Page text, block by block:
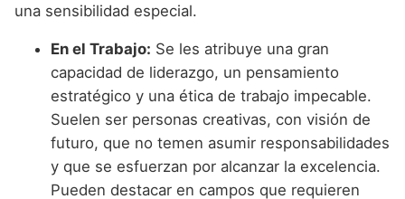
una sensibilidad especial.
En el Trabajo: Se les atribuye una gran
capacidad de liderazgo, un pensamiento
estratégico y una ética de trabajo impecable.
Suelen ser personas creativas, con visión de
futuro, que no temen asumir responsabilidades
y que se esfuerzan por alcanzar la excelencia.
Pueden destacar en campos que requieren